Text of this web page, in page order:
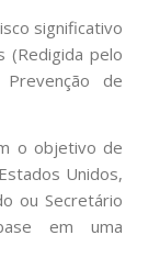
significativo
(Redigida pelo
de
objetivo de
Unidos,
ou Secretário
em uma